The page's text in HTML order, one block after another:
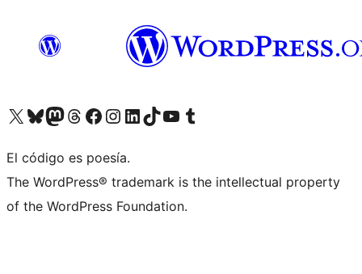
Visita nuestra cuenta de X (anteriormente Twitter)
Visita nuestra cuenta de Bluesky
Visita nuestra cuenta de Mastodon
Visita nuestra cuenta de Threads
Visita nuestra página de Facebook
Visita nuestra cuenta de Instagram
Visita nuestra cuenta de LinkedIn
Visita nuestra cuenta de TikTok
Visita nuestro canal de YouTube
Visita nuestra cuenta de Tumblr
El código es poesía.
The WordPress® trademark is the intellectual property
of the WordPress Foundation.